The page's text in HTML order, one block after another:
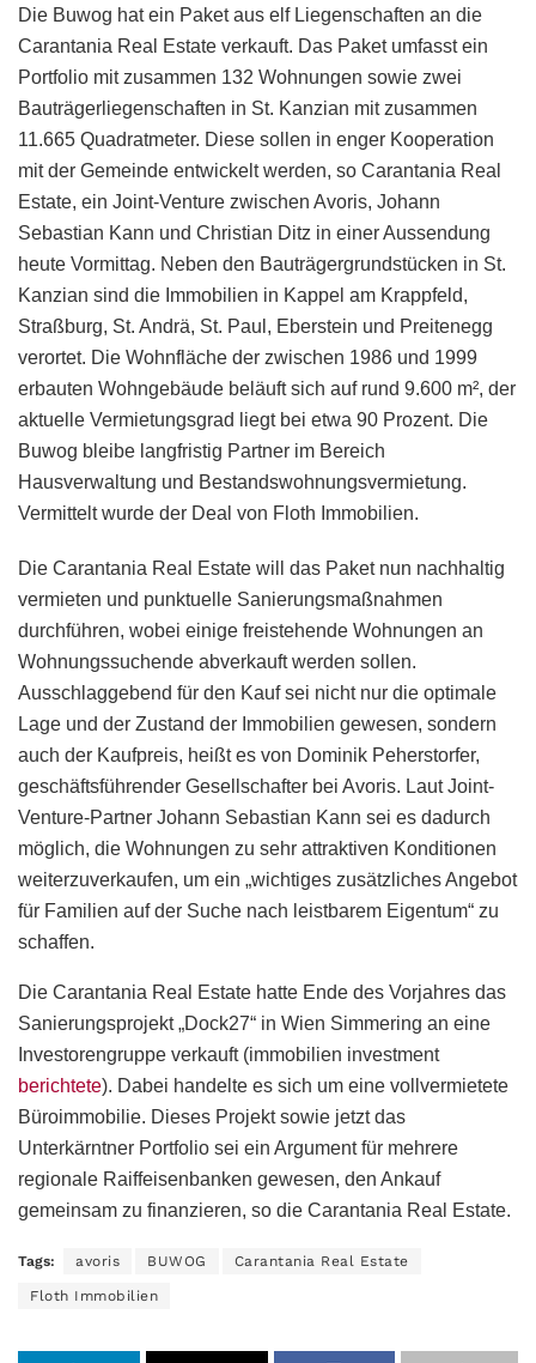
Die Buwog hat ein Paket aus elf Liegenschaften an die
Carantania Real Estate verkauft. Das Paket umfasst ein
Portfolio mit zusammen 132 Wohnungen sowie zwei
Bauträgerliegenschaften in St. Kanzian mit zusammen
11.665 Quadratmeter. Diese sollen in enger Kooperation
mit der Gemeinde entwickelt werden, so Carantania Real
Estate, ein Joint-Venture zwischen Avoris, Johann
Sebastian Kann und Christian Ditz in einer Aussendung
heute Vormittag. Neben den Bauträgergrundstücken in St.
Kanzian sind die Immobilien in Kappel am Krappfeld,
Straßburg, St. Andrä, St. Paul, Eberstein und Preitenegg
verortet. Die Wohnfläche der zwischen 1986 und 1999
erbauten Wohngebäude beläuft sich auf rund 9.600 m², der
aktuelle Vermietungsgrad liegt bei etwa 90 Prozent. Die
Buwog bleibe langfristig Partner im Bereich
Hausverwaltung und Bestandswohnungsvermietung.
Vermittelt wurde der Deal von Floth Immobilien.
Die Carantania Real Estate will das Paket nun nachhaltig
vermieten und punktuelle Sanierungsmaßnahmen
durchführen, wobei einige freistehende Wohnungen an
Wohnungssuchende abverkauft werden sollen.
Ausschlaggebend für den Kauf sei nicht nur die optimale
Lage und der Zustand der Immobilien gewesen, sondern
auch der Kaufpreis, heißt es von Dominik Peherstorfer,
geschäftsführender Gesellschafter bei Avoris. Laut Joint-
Venture-Partner Johann Sebastian Kann sei es dadurch
möglich, die Wohnungen zu sehr attraktiven Konditionen
weiterzuverkaufen, um ein „wichtiges zusätzliches Angebot
für Familien auf der Suche nach leistbarem Eigentum“ zu
schaffen.
Die Carantania Real Estate hatte Ende des Vorjahres das
Sanierungsprojekt „Dock27“ in Wien Simmering an eine
Investorengruppe verkauft (immobilien investment
berichtete). Dabei handelte es sich um eine vollvermietete
Büroimmobilie. Dieses Projekt sowie jetzt das
Unterkärntner Portfolio sei ein Argument für mehrere
regionale Raiffeisenbanken gewesen, den Ankauf
gemeinsam zu finanzieren, so die Carantania Real Estate.
Tags: avoris BUWOG Carantania Real Estate
Floth Immobilien